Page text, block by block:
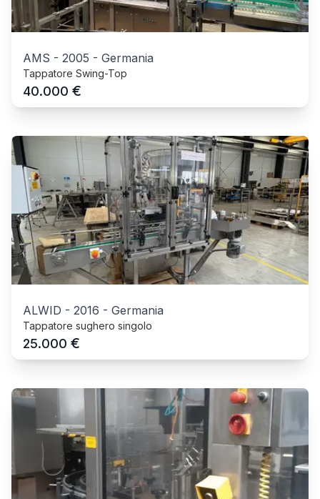
AMS - 2005 - Germania
Tappatore Swing-Top
40.000 €
ALWID - 2016 - Germania
Tappatore sughero singolo
25.000 €